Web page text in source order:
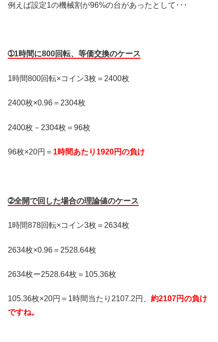
例えば設定1の機械割が96%の台があったとして･･･
➀1時間に800回転、等価交換のケース
1時間800回転×コイン3枚＝2400枚
2400枚×0.96＝2304枚
2400枚－2304枚＝96枚
96枚×20円＝ 1時間あたり1920円の負け
➁全開で回した場合の理論値のケース
1時間878回転×コイン3枚＝2634枚
2634枚×0.96＝2528.64枚
2634枚ー2528.64枚＝105.36枚
105.36枚×20円＝1時間当たり2107.2円、 約2107円の負け
ですね。